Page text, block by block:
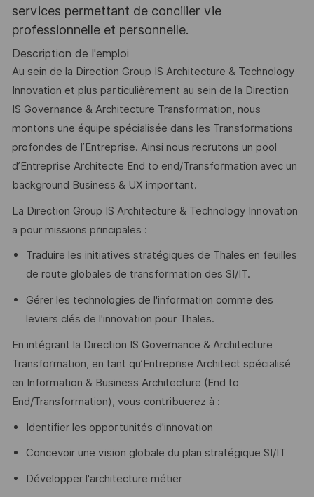
services permettant de concilier vie
professionnelle et personnelle.
Description de l'emploi
Au sein de la Direction Group IS Architecture & Technology
Innovation et plus particulièrement au sein de la Direction
IS Governance & Architecture Transformation, nous
montons une équipe spécialisée dans les Transformations
profondes de l’Entreprise. Ainsi nous recrutons un pool
d’Entreprise Architecte End to end/Transformation avec un
background Business & UX important.
La Direction Group IS Architecture & Technology Innovation
a pour missions principales :
Traduire les initiatives stratégiques de Thales en feuilles
de route globales de transformation des SI/IT.
Gérer les technologies de l'information comme des
leviers clés de l'innovation pour Thales.
En intégrant la Direction IS Governance & Architecture
Transformation, en tant qu’Entreprise Architect spécialisé
en Information & Business Architecture (End to
End/Transformation), vous contribuerez à :
Identifier les opportunités d'innovation
Concevoir une vision globale du plan stratégique SI/IT
Développer l'architecture métier